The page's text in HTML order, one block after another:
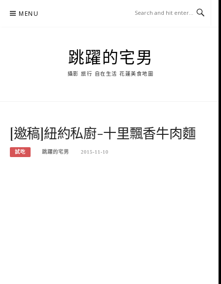
MENU
跳躍的宅男
攝影 旅行 自在生活 花蓮美食地圖
[邀稿]紐約私廚-十里飄香牛肉麵
試吃 跳躍的宅男 2015-11-10